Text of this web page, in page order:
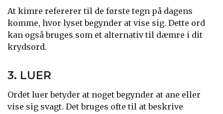
At kimre refererer til de første tegn på dagens
komme, hvor lyset begynder at vise sig. Dette ord
kan også bruges som et alternativ til dæmre i dit
krydsord.
3. LUER
Ordet luer betyder at noget begynder at ane eller
vise sig svagt. Det bruges ofte til at beskrive